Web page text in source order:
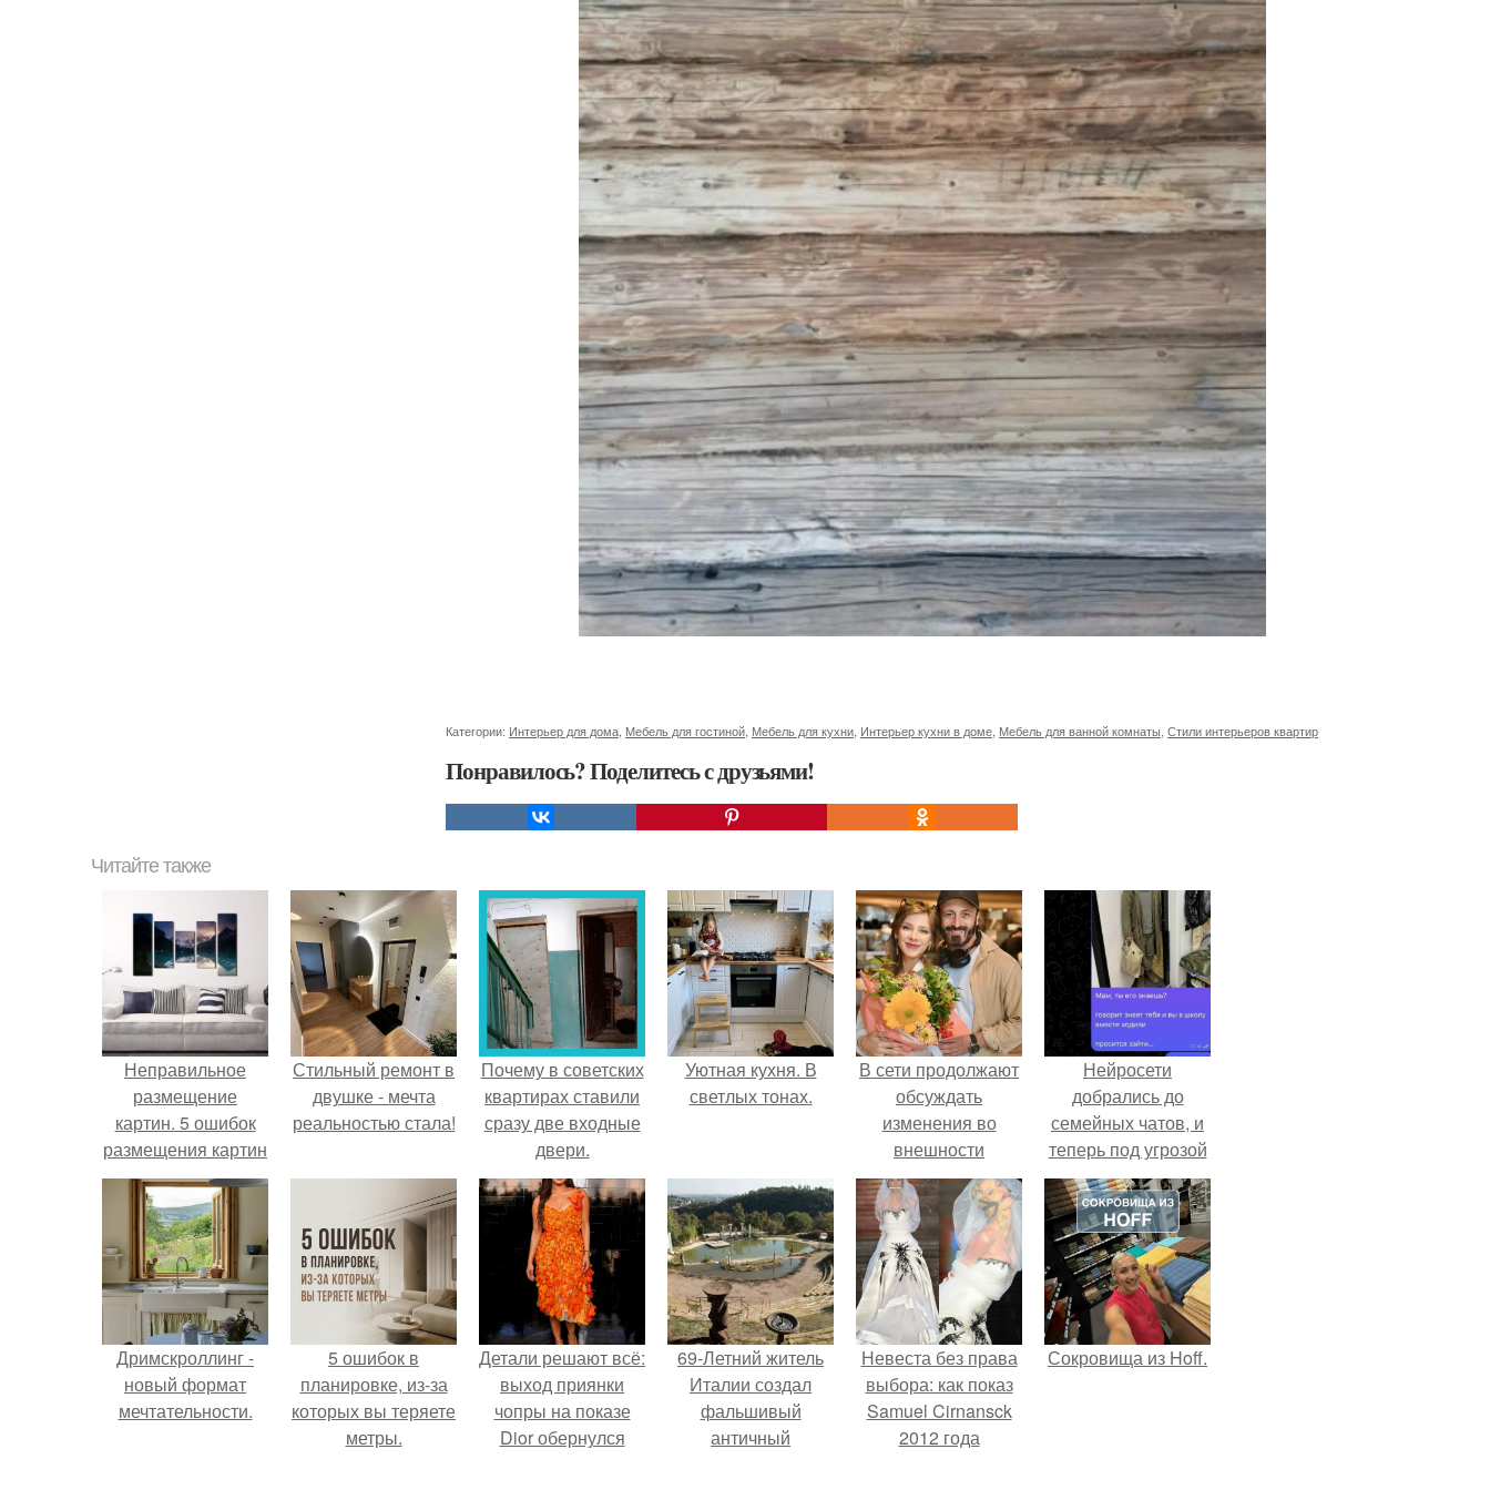
Категории: Интерьер для дома Мебель для гостиной Мебель для кухни Интерьер кухни в доме Мебель для ванной комнаты Стили интерьеров квартир
Понравилось? Поделитесь с друзьями!
Читайте также
Неправильное
размещение
картин. 5 ошибок
размещения картин
на стенах
Стильный ремонт в
двушке - мечта
реальностью стала!
Почему в советских
квартирах ставили
сразу две входные
двери.
Уютная кухня. В
светлых тонах.
В сети продолжают
обсуждать
изменения во
внешности
актрисы.
Нейросети
добрались до
семейных чатов, и
теперь под угрозой
мамины нервы.
Дримскроллинг -
новый формат
мечтательности.
5 ошибок в
планировке, из-за
которых вы теряете
метры.
Детали решают всё:
выход приянки
чопры на показе
Dior обернулся
69-Летний житель
Италии создал
фальшивый
античный
Невеста без права
выбора: как показ
Samuel Cirnansck
2012 года
Сокровища из Hoff.